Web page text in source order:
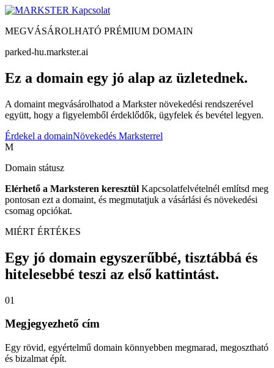
Kapcsolat
MEGVÁSÁROLHATÓ PRÉMIUM DOMAIN
parked-hu.markster.ai
Ez a domain egy jó alap az üzletednek.
A domaint megvásárolhatod a Markster növekedési rendszerével
együtt, hogy a figyelemből érdeklődők, ügyfelek és bevétel legyen.
Érdekel a domainNövekedés Marksterrel
M
Domain státusz
Elérhető a Marksteren keresztül Kapcsolatfelvételnél említsd meg
pontosan ezt a domaint, és megmutatjuk a vásárlási és növekedési
csomag opciókat.
MIÉRT ÉRTÉKES
Egy jó domain egyszerűbbé, tisztábbá és
hitelesebbé teszi az első kattintást.
01
Megjegyezhető cím
Egy rövid, egyértelmű domain könnyebben megmarad, megosztható
és bizalmat épít.